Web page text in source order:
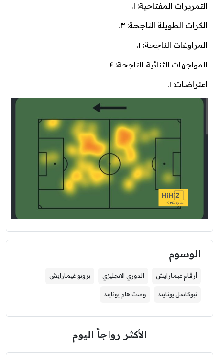
التمريرات المفتاحية: ١.
الكرات الطويلة الناجحة: ٣.
المراوغات الناجحة: ١.
المواجهات الثنائية الناجحة: ٤.
اعتراضات: ١.
الوسوم
أرقام غيمارايش الدوري الانجليزي برونو غيمارايش
نيوكاسل يونايتد وست هام يونايتد
الأكثر رواجاً اليوم